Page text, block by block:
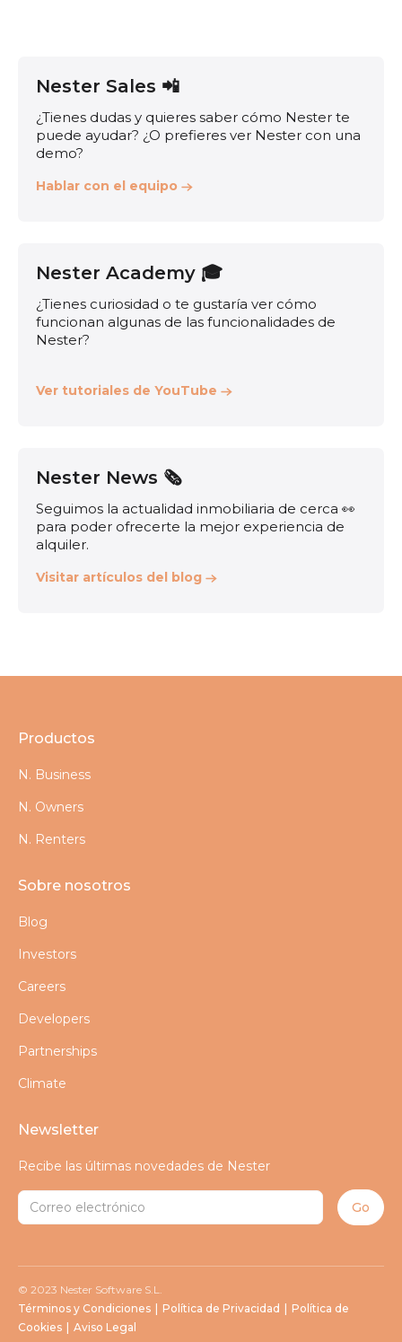
Nester Sales 📲
¿Tienes dudas y quieres saber cómo Nester te
puede ayudar? ¿O prefieres ver Nester con una
demo?
Hablar con el equipo
Nester Academy 🎓
¿Tienes curiosidad o te gustaría ver cómo
funcionan algunas de las funcionalidades de
Nester?
Ver tutoriales de YouTube
Nester News 🗞️
Seguimos la actualidad inmobiliaria de cerca 👀
para poder ofrecerte la mejor experiencia de
alquiler.
Visitar artículos del blog
Productos
N. Business
N. Owners
N. Renters
Sobre nosotros
Blog
Investors
Careers
Developers
Partnerships
Climate
Newsletter
Recibe las últimas novedades de Nester
© 2023 Nester Software S.L.
Términos y Condiciones
Política de Privacidad
Política de
Cookies
Aviso Legal